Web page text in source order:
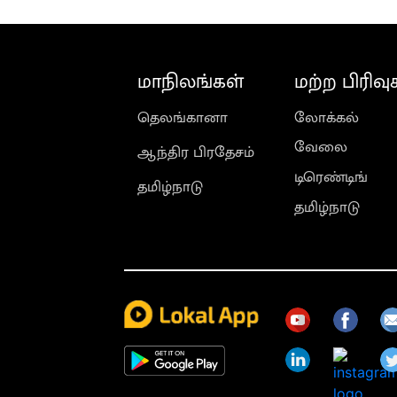
மாநிலங்கள்
தெலங்கானா
ஆந்திர பிரதேசம்
தமிழ்நாடு
மற்ற
லோக்கல்
வேலை
டிரெண்டிங்
தமிழ்நாடு